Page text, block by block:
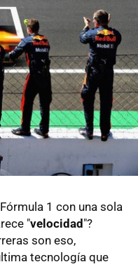
1 con una sola
"velocidad"?
son eso,
tecnología que